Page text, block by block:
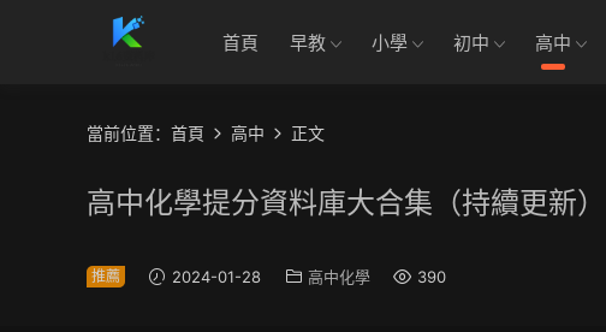
首頁 早教 小學 初中 高中
當前位置： 首頁 高中 正文
高中化學提分資料庫大合集（持續更新）
推薦 2024-01-28 高中化學 390